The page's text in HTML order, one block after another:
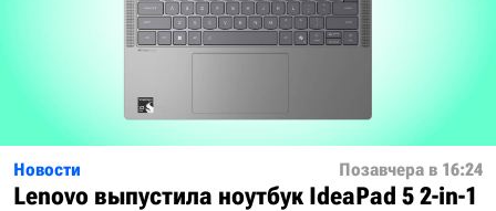
Новости Позавчера в 16:24
Lenovo выпустила ноутбук IdeaPad 5 2-in-1